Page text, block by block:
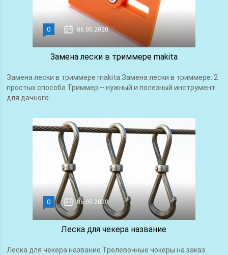
0 06.05.2020
Замена лески в триммере makita
Замена лески в триммере makita Замена лески в триммере: 2
простых способа Триммер – нужный и полезный инструмент
для дачного...
0 06.05.2020
Леска для чекера название
Леска для чекера название Трелевочные чокеры на заказ: